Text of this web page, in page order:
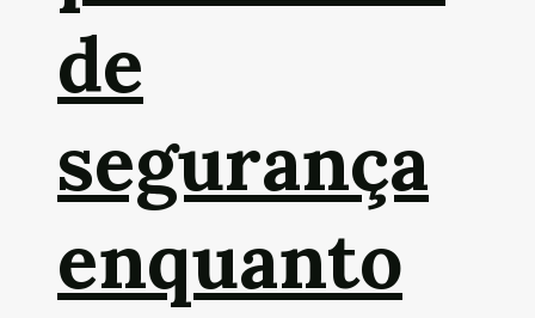
de
segurança
enquanto